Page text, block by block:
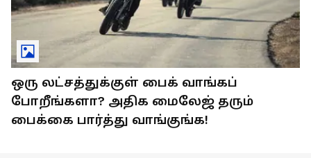
ஒரு லட்சத்துக்குள் பைக் வாங்கப்
போறீங்களா? அதிக மைலேஜ் தரும்
பைக்கை பார்த்து வாங்குங்க!